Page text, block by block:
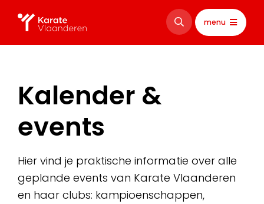
menu
Kalender &
events
Hier vind je praktische informatie over alle
geplande events van Karate Vlaanderen
en haar clubs: kampioenschappen,